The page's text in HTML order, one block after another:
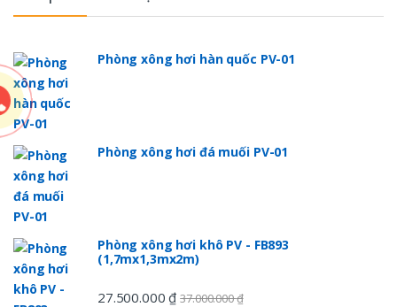
s
C
Phòng xông hơi hàn quốc PV-01
Phòng xông hơi đá muối PV-01
Phòng xông hơi khô PV - FB893
(1,7mx1,3mx2m)
27.500.000₫ 37.000.000₫